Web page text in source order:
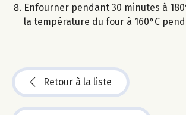
Enfourner pendant 30 minutes à
la température du four à 160°C
Retour à la liste